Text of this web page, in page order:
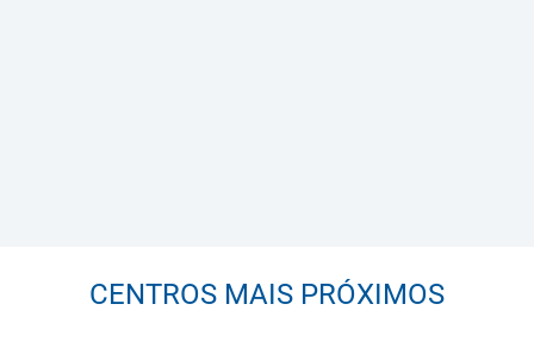
CENTROS MAIS PRÓXIMOS